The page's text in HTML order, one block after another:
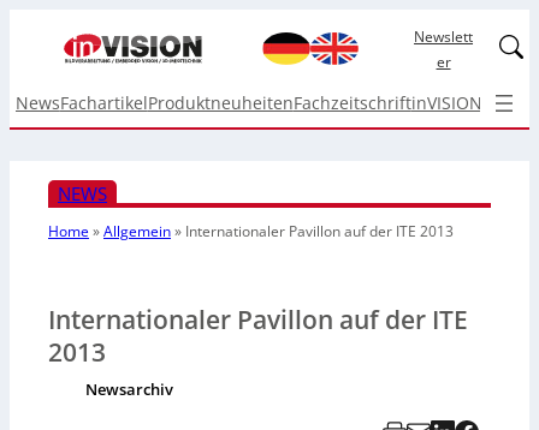
Newslett
er
NewsFachartikelProduktneuheitenFachzeitschriftinVISION Top
NEWS
Home»Allgemein» Internationaler Pavillon auf der ITE 2013
Internationaler Pavillon auf der ITE
2013
Newsarchiv